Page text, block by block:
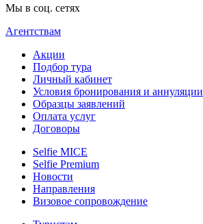
Мы в соц. сетях
Агентствам
Акции
Подбор тура
Личный кабинет
Условия бронирования и аннуляции
Образцы заявлений
Оплата услуг
Договоры
Selfie MICE
Selfie Premium
Новости
Направления
Визовое сопровождение